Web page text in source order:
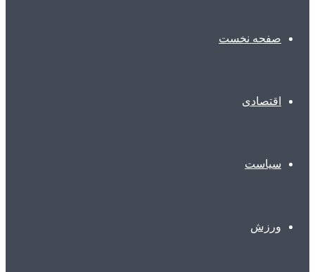
صفحه نخست
اقتصادی
سیاست
ورزش